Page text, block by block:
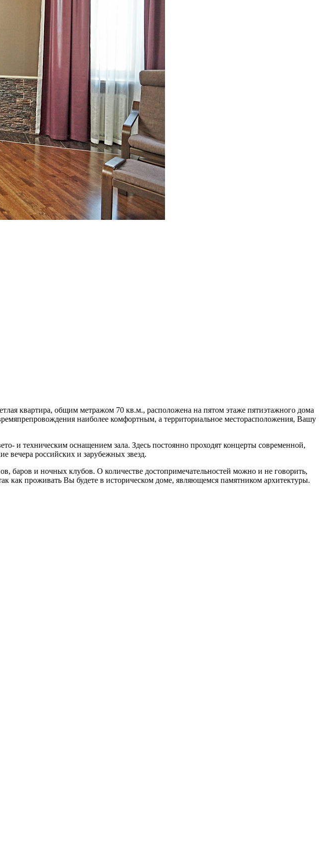
квартира, общим метражом 70 кв.м., расположена на пятом этаже пятиэтажного дома
наиболее комфортным, а территориальное месторасположения, Вашу
и техническим оснащением зала. Здесь постоянно проходят концерты современной,
вечера российских и зарубежных звезд.
баров и ночных клубов. О количестве достопримечательностей можно и не говорить,
как проживать Вы будете в историческом доме, являющемся памятником архитектуры.